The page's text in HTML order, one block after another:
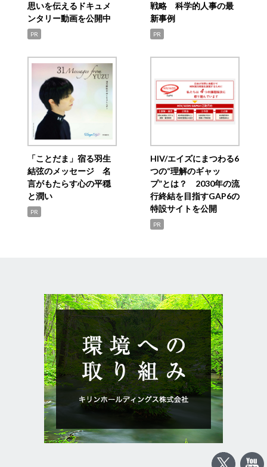
思いを伝えるドキュメ
ンタリー動画を公開中
PR
戦略 科学的人事の最
新事例
PR
「ことだま」宿る羽生
結弦のメッセージ 名
言がもたらす心の平穏
と潤い
PR
HIV/エイズにまつわる6
つの“理解のギャッ
プ”とは？ 2030年の流
行終結を目指すGAP6の
特設サイトを公開
PR